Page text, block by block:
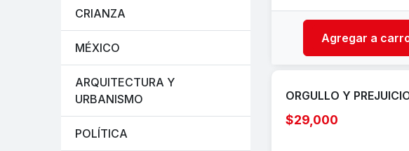
CRIANZA
MÉXICO
ARQUITECTURA Y
URBANISMO
POLÍTICA
Agregar a
ORGULLO Y
$29,000